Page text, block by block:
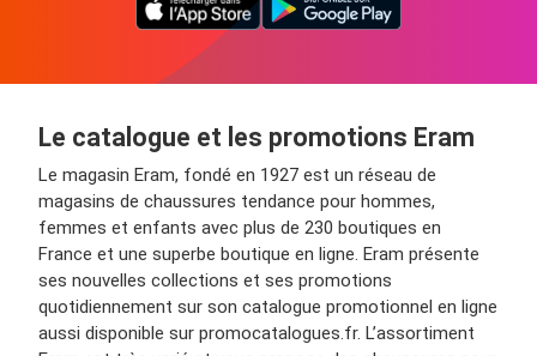
Le catalogue et les promotions Eram
Le magasin Eram, fondé en 1927 est un réseau de
magasins de chaussures tendance pour hommes,
femmes et enfants avec plus de 230 boutiques en
France et une superbe boutique en ligne. Eram présente
ses nouvelles collections et ses promotions
quotidiennement sur son catalogue promotionnel en ligne
aussi disponible sur promocatalogues.fr. L’assortiment